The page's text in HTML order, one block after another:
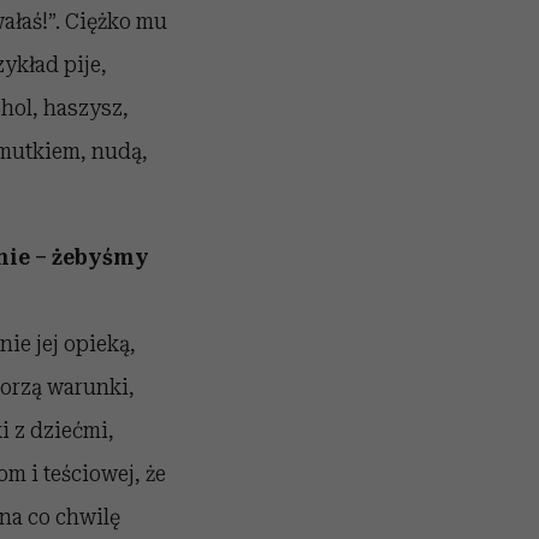
Ciężko mu
pije,
haszysz,
nudą,
– żebyśmy
jej opieką,
warunki,
z dziećmi,
i teściowej, że
co chwilę